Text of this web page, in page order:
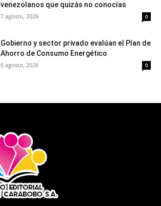
venezolanos que quizás no conocías
7 agosto, 2026 0
Gobierno y sector privado evalúan el Plan de
Ahorro de Consumo Energético
6 agosto, 2026 0